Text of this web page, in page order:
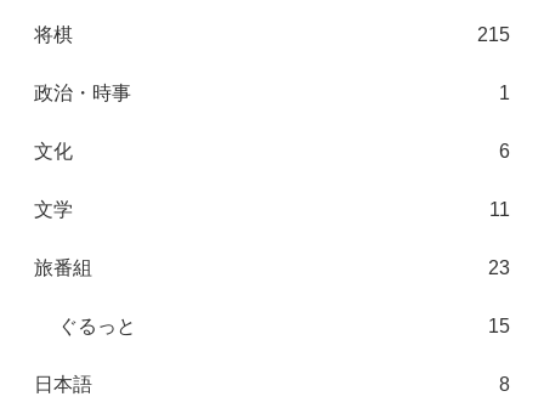
将棋 215
政治・時事 1
文化 6
文学 11
旅番組 23
ぐるっと 15
日本語 8